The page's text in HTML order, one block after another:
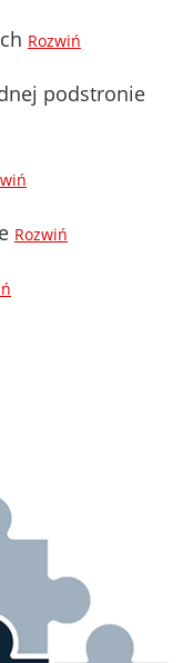
Rozwiń
podstronie
Rozwiń